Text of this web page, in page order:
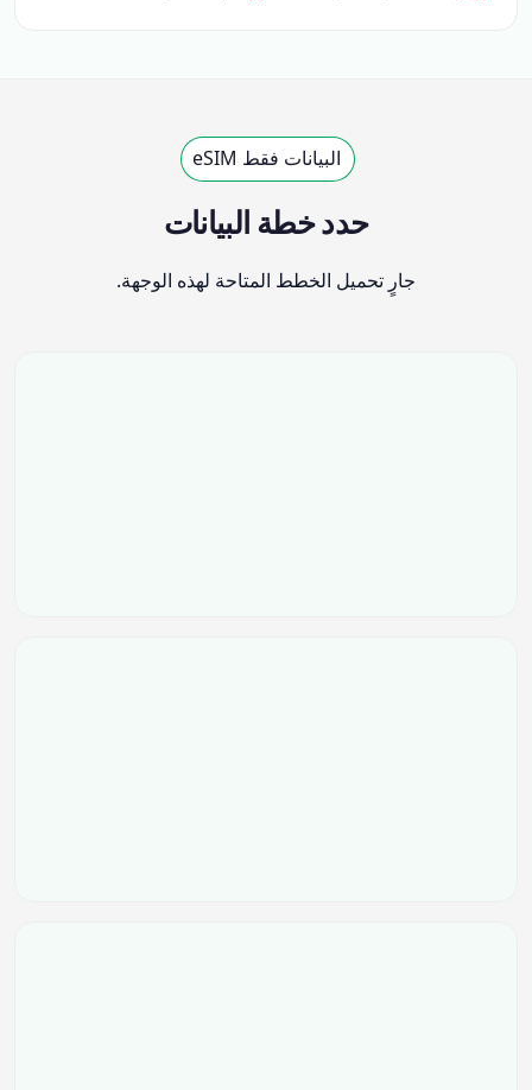
البيانات فقط eSIM
حدد خطة البيانات
جارٍ تحميل الخطط المتاحة لهذه الوجهة.